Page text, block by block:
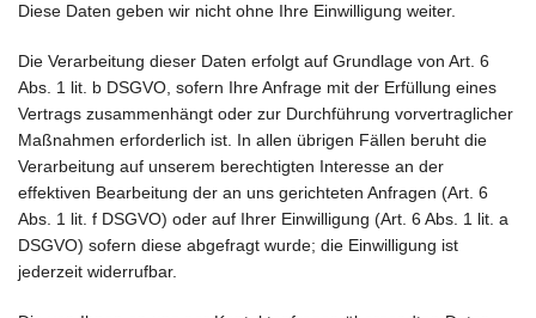
Diese Daten geben wir nicht ohne Ihre Einwilligung weiter.
Die Verarbeitung dieser Daten erfolgt auf Grundlage von Art. 6
Abs. 1 lit. b DSGVO, sofern Ihre Anfrage mit der Erfüllung eines
Vertrags zusammenhängt oder zur Durchführung vorvertraglicher
Maßnahmen erforderlich ist. In allen übrigen Fällen beruht die
Verarbeitung auf unserem berechtigten Interesse an der
effektiven Bearbeitung der an uns gerichteten Anfragen (Art. 6
Abs. 1 lit. f DSGVO) oder auf Ihrer Einwilligung (Art. 6 Abs. 1 lit. a
DSGVO) sofern diese abgefragt wurde; die Einwilligung ist
jederzeit widerrufbar.